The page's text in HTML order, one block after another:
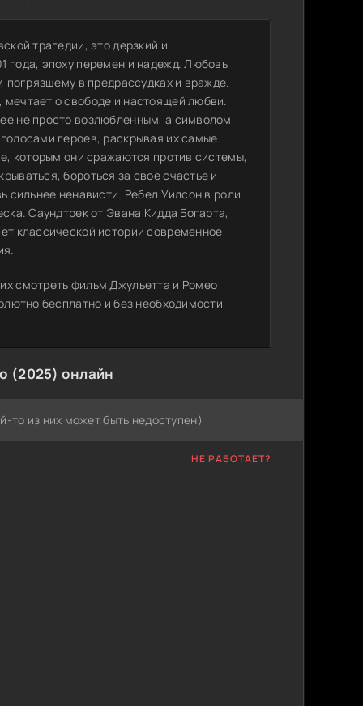
трагедии, это дерзкий и
года, эпоху перемен и надежд. Любовь
погрязшему в предрассудках и вражде.
о свободе и настоящей любви.
не просто возлюбленным, а символом
героев, раскрывая их самые
которым они сражаются против системы,
бороться за свое счастье и
сильнее ненависти. Ребел Уилсон в роли
Саундтрек от Эвана Кидда Богарта,
классической истории современное
смотреть фильм Джульетта и Ромео
бесплатно и без необходимости
(2025) онлайн
то из них может быть недоступен)
НЕ РАБОТАЕТ?